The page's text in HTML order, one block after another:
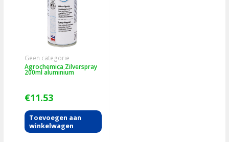
Geen categorie
Agrochemica Zilverspray
200ml aluminium
€11.53
Toevoegen aan
winkelwagen